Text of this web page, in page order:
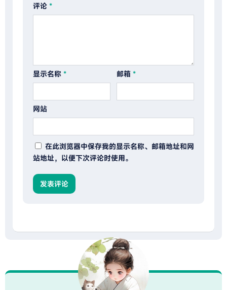
评论 *
显示名称 * 邮箱 *
网站
在此浏览器中保存我的显示名称、邮箱地址和网
站地址，以便下次评论时使用。